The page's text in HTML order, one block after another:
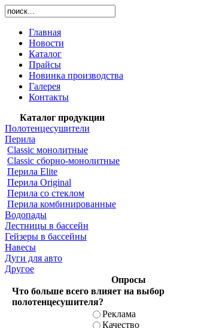
Главная
Новости
Каталог
Прайсы
Новинка производства
Галерея
Контакты
Каталог продукции
Полотенцесушители
Перила
Classic монолитные
Classic cборно-монолитные
Перила Elite
Перила Original
Перила со стеклом
Перила комбинированные
Водопады
Лестницы в бассейн
Гейзеры в бассейны
Навесы
Дуги для авто
Другое
Опросы
Что больше всего влияет на выбор
полотенцесушителя?
Реклама
Качество